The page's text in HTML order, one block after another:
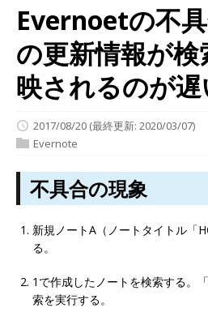
Evernoetの不
の更新情報が検
映されるのが遅
2017/08/20 (最終更新: 2020/03/07)
Evernote
不具合の現象
新規ノートA（ノートタイトル「
る。
1で作成したノートを検索する。
索を実行する。